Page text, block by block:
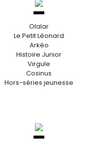
Olalar
Le Petit Léonard
Arkéo
Histoire Junior
Virgule
Cosinus
Hors-séries jeunesse